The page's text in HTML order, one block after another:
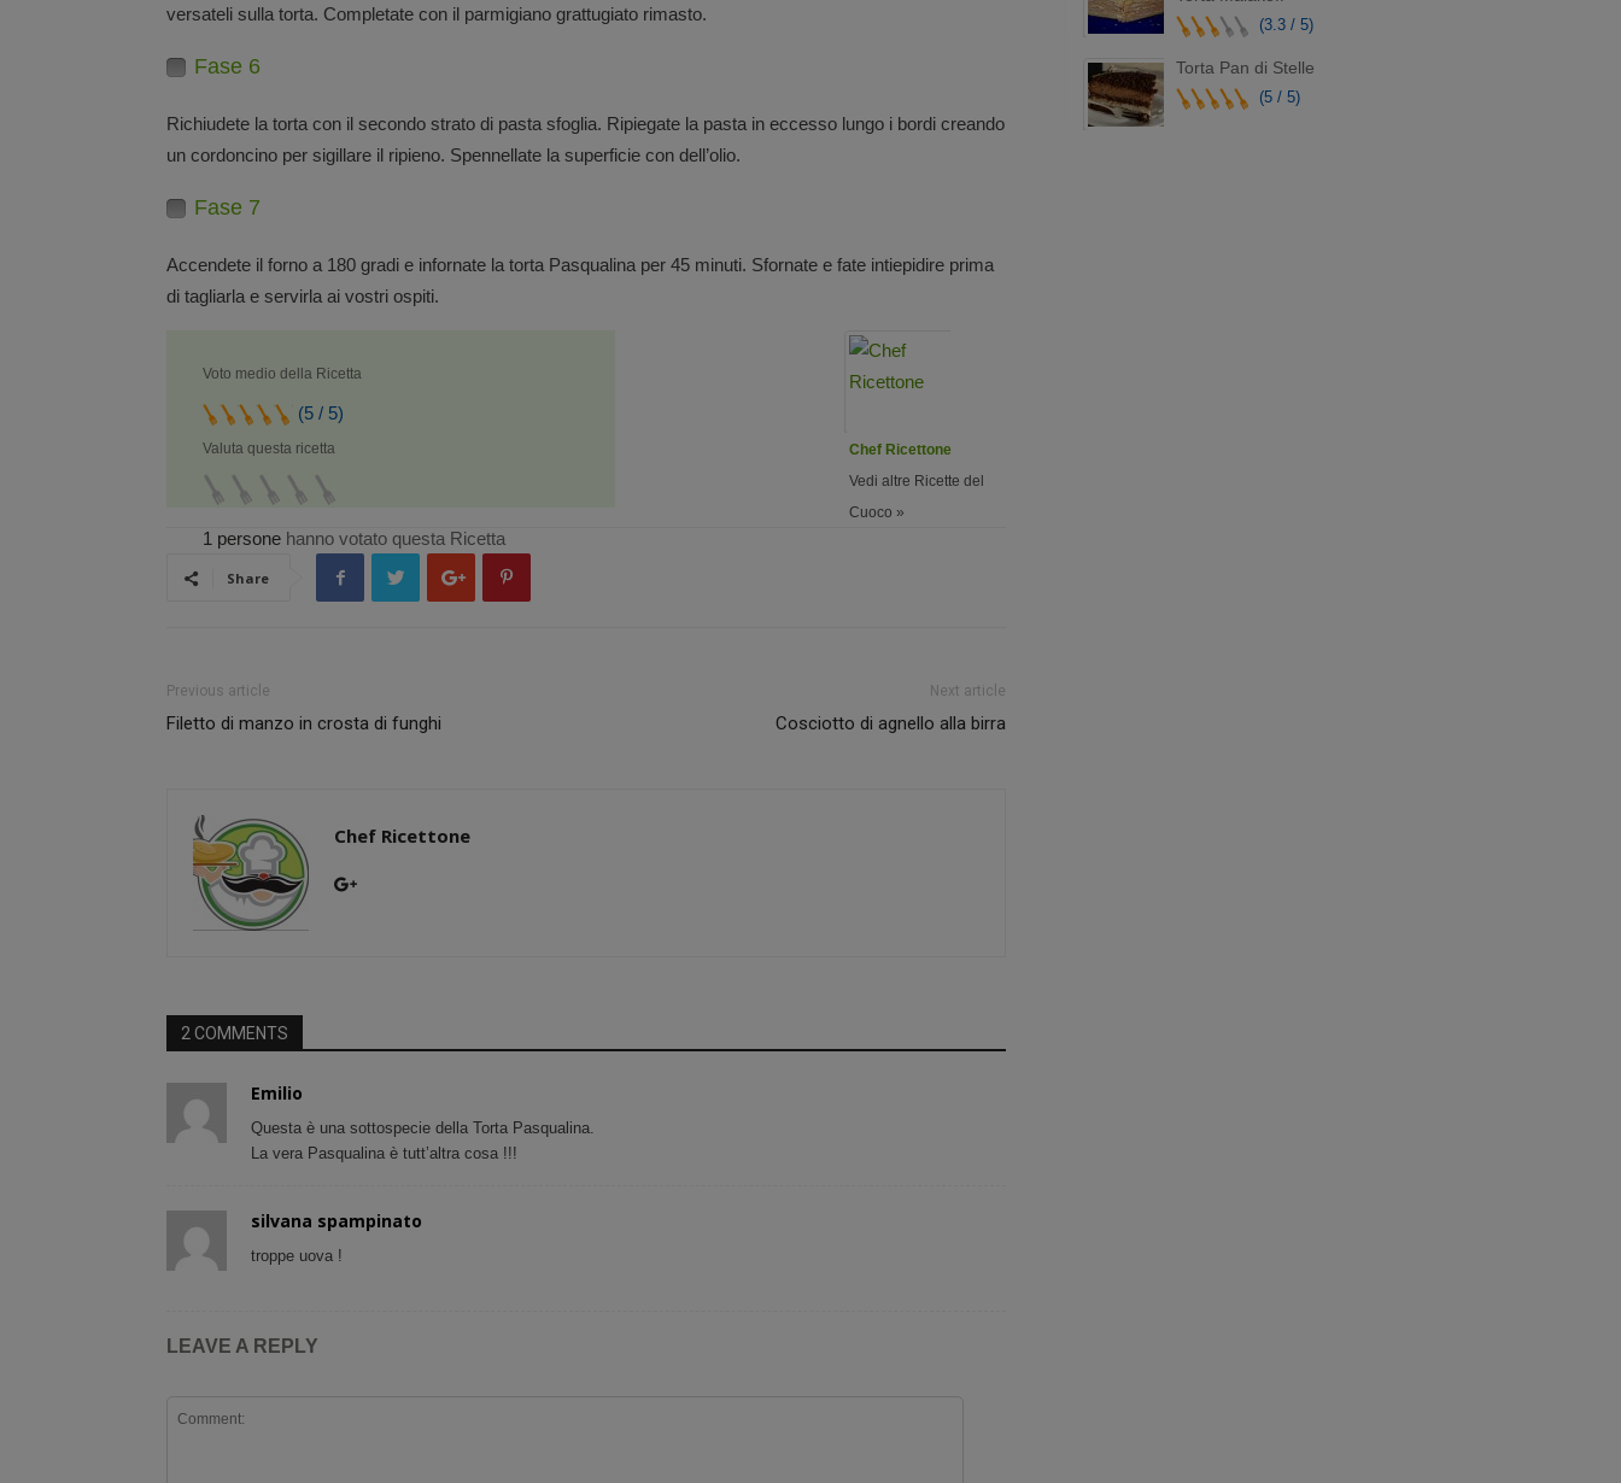
versateli sulla torta. Completate con il parmigiano grattugiato rimasto.
Fase 6
Richiudete la torta con il secondo strato di pasta sfoglia. Ripiegate la pasta in eccesso lungo i bordi creando
un cordoncino per sigillare il ripieno. Spennellate la superficie con dell’olio.
Fase 7
Accendete il forno a 180 gradi e infornate la torta Pasqualina per 45 minuti. Sfornate e fate intiepidire prima
di tagliarla e servirla ai vostri ospiti.
Voto medio della Ricetta
(5 / 5)
Valuta questa ricetta
1 persone hanno votato questa Ricetta
Chef Ricettone
Vedi altre Ricette del
Cuoco »
Share
Previous article
Filetto di manzo in crosta di funghi
Next article
Cosciotto di agnello alla birra
Chef Ricettone
2 COMMENTS
Emilio
Questa è una sottospecie della Torta Pasqualina.
La vera Pasqualina è tutt’altra cosa !!!
silvana spampinato
troppe uova !
LEAVE A REPLY
(3.3 / 5)
Torta Pan di Stelle
(5 / 5)